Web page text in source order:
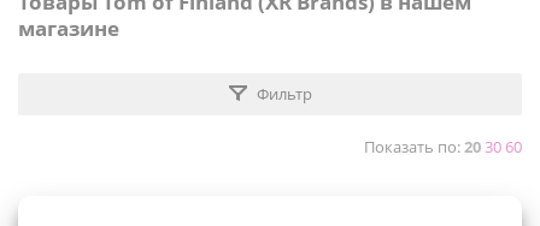
магазине
Фильтр
Показать по:203060